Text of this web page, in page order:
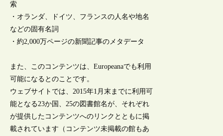
索
・オランダ、ドイツ、フランスの人名や地名
などの固有名詞
・約2,000万ページの新聞記事のメタデータ
また、このコンテンツは、Europeanaでも利用
可能になるとのことです。
ウェブサイトでは、2015年1月末までに利用可
能となる23か国、25の図書館名が、それぞれ
が提供したコンテンツへのリンクとともに掲
載されています（コンテンツ未掲載の館もあ